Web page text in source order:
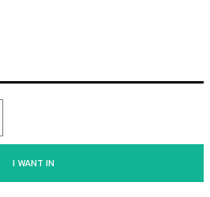
I WANT IN